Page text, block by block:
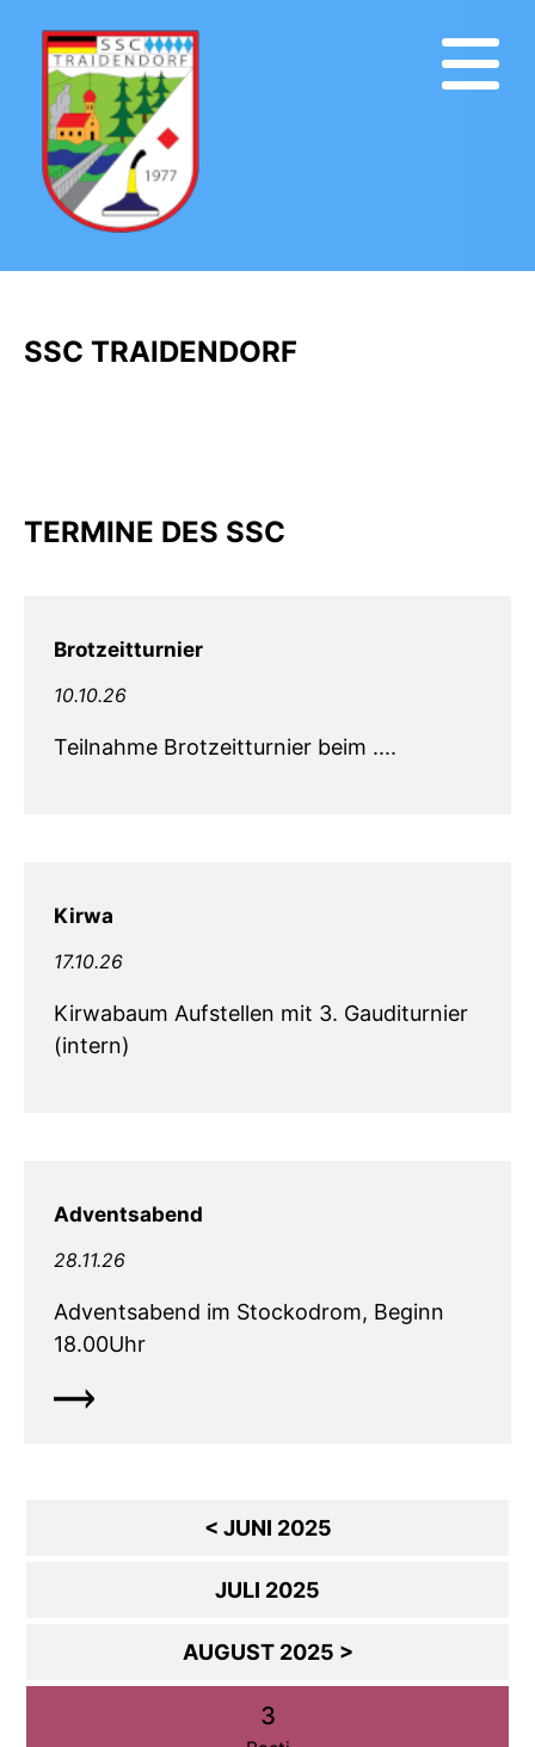
SSC TRAIDENDORF
TERMINE DES SSC
Brotzeitturnier
10.10.26
Teilnahme Brotzeitturnier beim ....
Kirwa
17.10.26
Kirwabaum Aufstellen mit 3. Gauditurnier
(intern)
Adventsabend
28.11.26
Adventsabend im Stockodrom, Beginn
18.00Uhr
< JUNI 2025
JULI 2025
AUGUST 2025 >
3